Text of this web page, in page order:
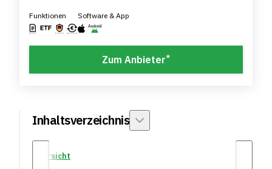
Funktionen Software & App
Zum Anbieter*
Inhaltsverzeichnis
Übersicht